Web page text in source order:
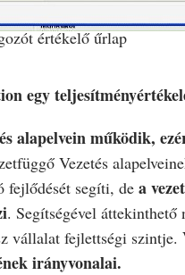
értékelő űrlap
egy
alapelvein működik,
Vezetés
fejlődését segíti, de a
. Segítségével áttekinthető
vállalat fejlettségi szintje.
irányvonalai.